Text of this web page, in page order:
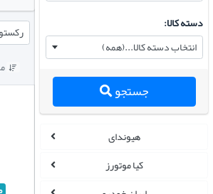
دسته کالا:
انتخاب دسته کالا...(همه)
جستجو
هیوندای
کیا موتورز
